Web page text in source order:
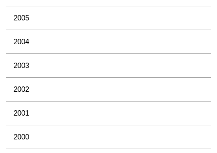
2005
2004
2003
2002
2001
2000